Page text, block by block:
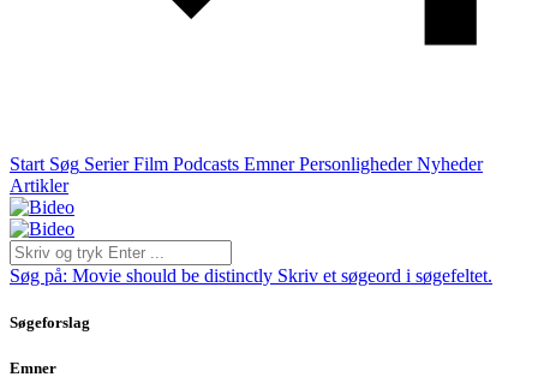
Start Søg Serier Film Podcasts Emner Personligheder Nyheder
Artikler
Søg på: Movie should be distinctly Skriv et søgeord i søgefeltet.
Søgeforslag
Emner